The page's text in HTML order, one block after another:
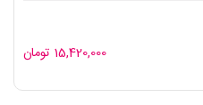
15,420,000 تومان